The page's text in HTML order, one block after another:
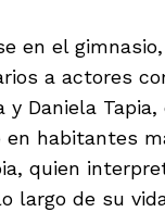
en el
a actores
y Daniela
en habitantes
quien
largo de su